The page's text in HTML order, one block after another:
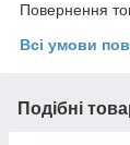
Повернення
Всі умови
Подібні